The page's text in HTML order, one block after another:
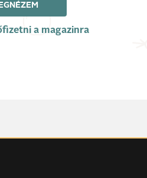
a magazinra